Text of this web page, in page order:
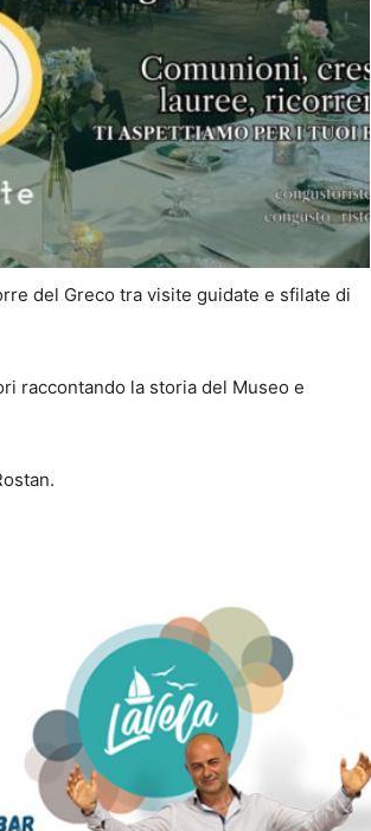
del Greco tra visite guidate e sfilate di
raccontando la storia del Museo e